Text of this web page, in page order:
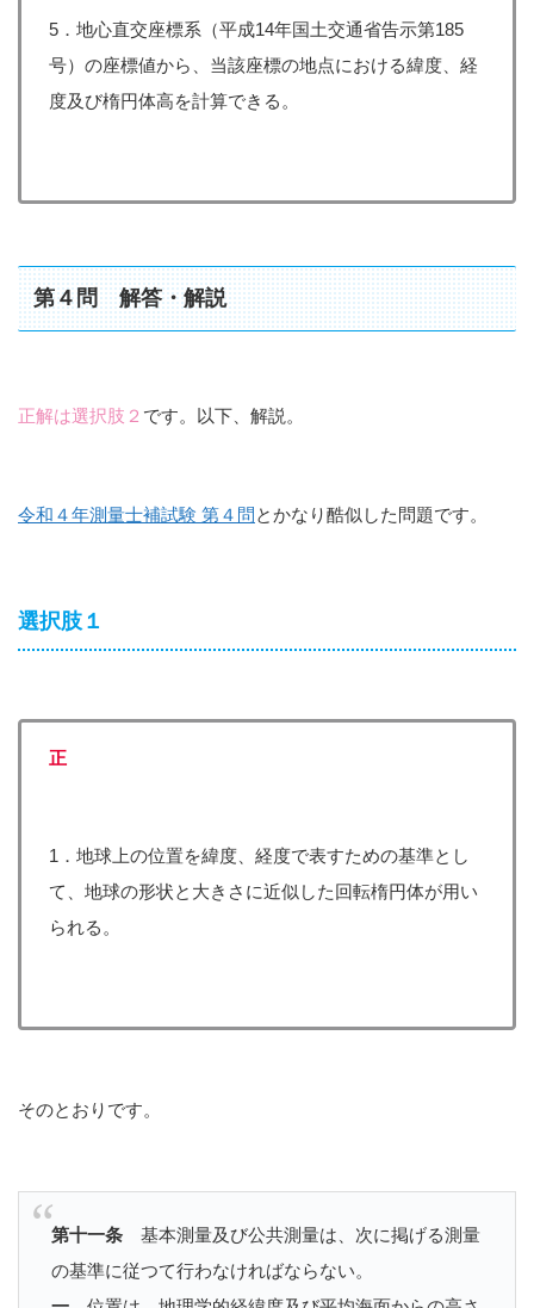
5．地心直交座標系（平成14年国土交通省告示第185
号）の座標値から、当該座標の地点における緯度、経
度及び楕円体高を計算できる。
第４問 解答・解説
正解は選択肢２ です。以下、解説。
令和４年測量士補試験 第４問 とかなり酷似した問題です。
選択肢１
正
1．地球上の位置を緯度、経度で表すための基準とし
て、地球の形状と大きさに近似した回転楕円体が用い
られる。
そのとおりです。
第十一条 基本測量及び公共測量は、次に掲げる測量
の基準に従つて行わなければならない。